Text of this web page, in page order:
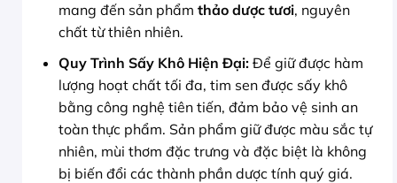
mang đến sản phẩm thảo dược tươi, nguyên
chất từ thiên nhiên.
Quy Trình Sấy Khô Hiện Đại:Để giữ được hàm
lượng hoạt chất tối đa, tim sen được sấy khô
bằng công nghệ tiên tiến, đảm bảo vệ sinh an
toàn thực phẩm. Sản phẩm giữ được màu sắc tự
nhiên, mùi thơm đặc trưng và đặc biệt là không
bị biến đổi các thành phần dược tính quý giá.